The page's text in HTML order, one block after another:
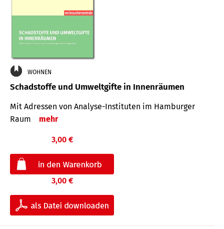
WOHNEN
Schadstoffe und Umweltgifte in Innenräumen
Mit Adressen von Analyse-Insti­tuten im Hamburger
Raum
mehr
3,00 €
3,00 €